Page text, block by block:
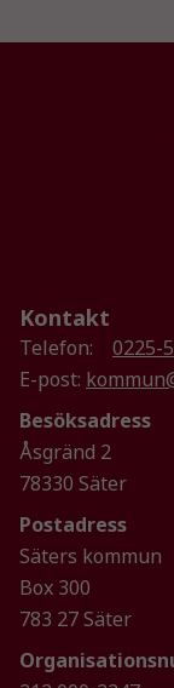
Kontakt
Telefon:
0225-
E-post:
Besöksadress
Åsgränd 2
78330 Säter
Postadress
Säters kommun
Box 300
783 27 Säter